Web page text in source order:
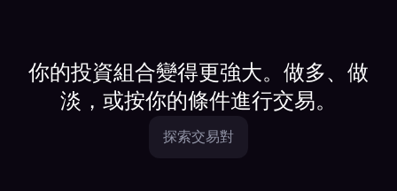
你的投資組合變得更強大。做多、做
淡，或按你的條件進行交易。
探索交易對